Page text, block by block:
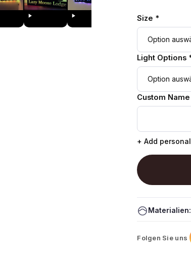
Size *
Light Options
Custom
+ Add
Materialien:
Folgen Sie uns